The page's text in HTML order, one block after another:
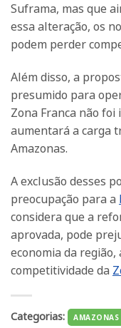
Suframa, mas que
essa alteração, os
podem perder
Além disso, a
presumido para
Zona Franca não
aumentará a carga
Amazonas.
A exclusão desses
preocupação para a
considera que a
aprovada, pode
economia da
competitividade da
Categorias: AMAZONAS